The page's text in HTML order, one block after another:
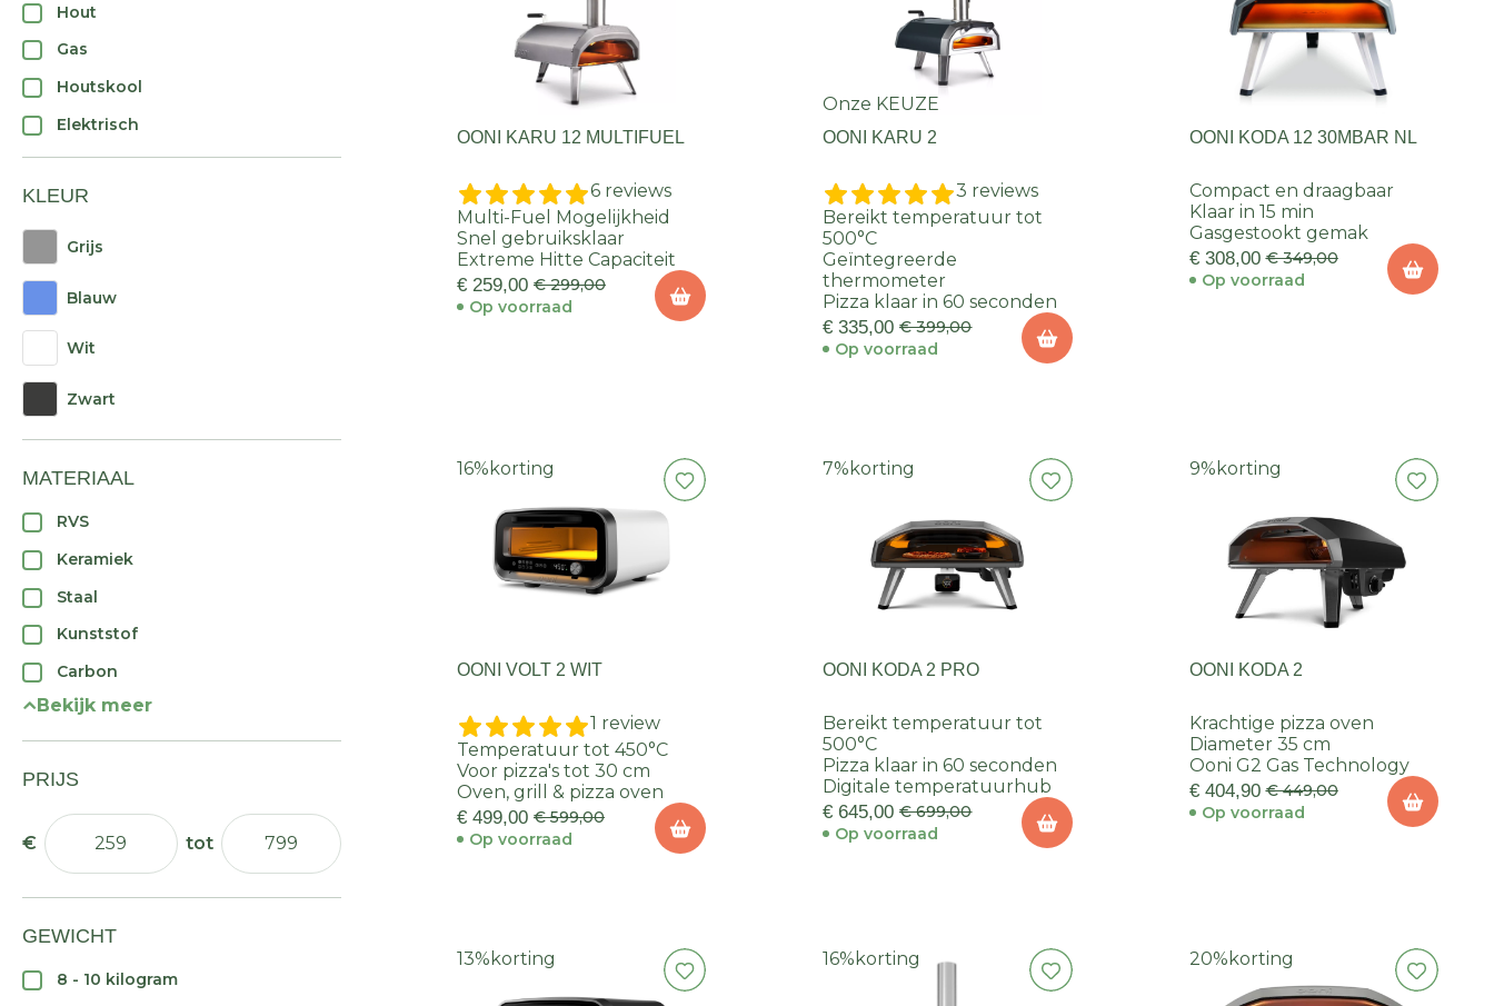
Hout
Gas
Houtskool
Elektrisch
KLEUR
Grijs
Blauw
Wit
Zwart
MATERIAAL
RVS
Keramiek
Staal
Kunststof
Carbon
Bekijk meer
PRIJS
GEWICHT
8 - 10 kilogram
OONI KARU 12 MULTIFUEL
6 reviews
Multi-Fuel Mogelijkheid
Snel gebruiksklaar
Extreme Hitte Capaciteit
€ 259,00 € 299,00
Op voorraad
Onze KEUZE
OONI KARU 2
3 reviews
Bereikt temperatuur tot
500°C
Geïntegreerde
thermometer
Pizza klaar in 60 seconden
€ 335,00 € 399,00
Op voorraad
OONI KODA 12 30MBAR NL
Compact en draagbaar
Klaar in 15 min
Gasgestookt gemak
€ 308,00 € 349,00
Op voorraad
16% korting
OONI VOLT 2 WIT
1 review
Temperatuur tot 450°C
Voor pizza's tot 30 cm
Oven, grill & pizza oven
€ 499,00 € 599,00
Op voorraad
7% korting
OONI KODA 2 PRO
Bereikt temperatuur tot
500°C
Pizza klaar in 60 seconden
Digitale temperatuurhub
€ 645,00 € 699,00
Op voorraad
9% korting
OONI KODA 2
Krachtige pizza oven
Diameter 35 cm
Ooni G2 Gas Technology
€ 404,90 € 449,00
Op voorraad
13% korting 16% korting 20% korting